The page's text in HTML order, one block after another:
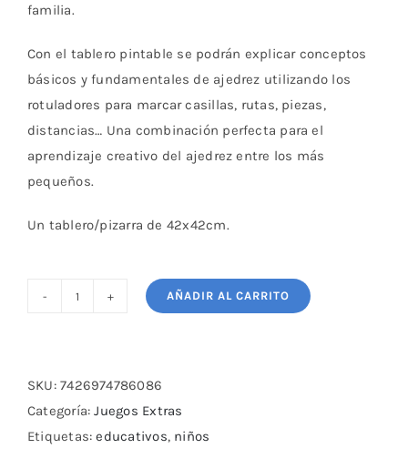
familia.
Con el tablero pintable se podrán explicar conceptos
básicos y fundamentales de ajedrez utilizando los
rotuladores para marcar casillas, rutas, piezas,
distancias… Una combinación perfecta para el
aprendizaje creativo del ajedrez entre los más
pequeños.
Un tablero/pizarra de 42x42cm.
AÑADIR AL CARRITO
SKU:7426974786086
Categoría:Juegos Extras
Etiquetas:educativos, niños